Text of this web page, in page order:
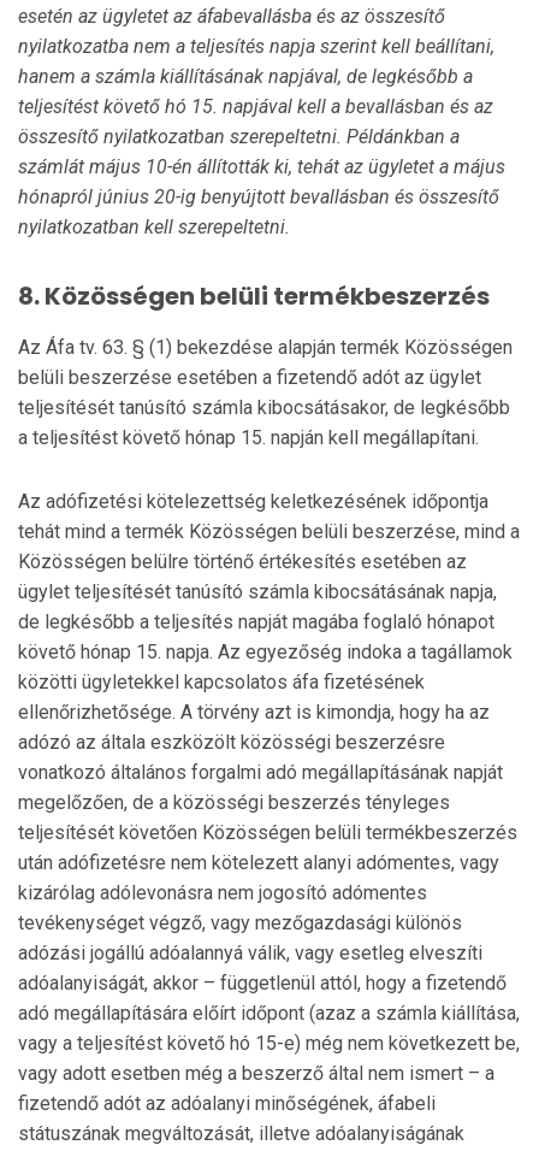
esetén az ügyletet az áfabevallásba és az összesítő
nyilatkozatba nem a teljesítés napja szerint kell beállítani,
hanem a számla kiállításának napjával, de legkésőbb a
teljesítést követő hó 15. napjával kell a bevallásban és az
összesítő nyilat­kozatban szerepeltetni. Példánkban a
számlát május 10-én állították ki, tehát az ügyletet a május
hónapról június 20-ig benyújtott bevallásban és összesítő
nyilatkozatban kell szerepeltetni.
8.Közösségen belüli termékbeszerzés
Az Áfa tv. 63. § (1) bekezdése alapján termék Közösségen
belüli beszerzése esetében a fizetendő adót az ügylet
teljesítését tanúsító számla kibocsátásakor, de legkésőbb
a teljesítést követő hónap 15. napján kell megállapítani.
Az adófizetési kötelezettség keletkezésének időpontja
tehát mind a termék Közösségen belüli beszerzése, mind a
Közösségen belülre történő értékesítés esetében az
ügylet teljesítését tanúsító számla kibocsátásának napja,
de legkésőbb a teljesítés napját magába foglaló hónapot
követő hónap 15. napja. Az egyezőség indoka a tagállamok
közötti ügyletekkel kapcsolatos áfa fizetésének
ellenőrizhetősége. A törvény azt is kimondja, hogy ha az
adózó az általa eszközölt közösségi beszerzésre
vonatkozó általános forgalmi adó megál­lapításának napját
megelőzően, de a közösségi beszerzés tényleges
teljesítését követően Közösségen belüli termékbeszerzés
után adófizetésre nem kötelezett alanyi adómentes, vagy
kizárólag adólevonásra nem jogosító adómentes
tevékenységet végző, vagy mezőgazdasági különös
adózási jogállú adóalannyá válik, vagy esetleg elveszíti
adóalanyiságát, akkor – függetlenül attól, hogy a fizetendő
adó megállapítá­sára előírt időpont (azaz a számla kiállítása,
vagy a teljesítést követő hó 15-e) még nem következett be,
vagy adott esetben még a beszerző által nem ismert – a
fizetendő adót az adóalanyi minőségének, áfabeli
státuszának megváltozását, illetve adóalanyiságának